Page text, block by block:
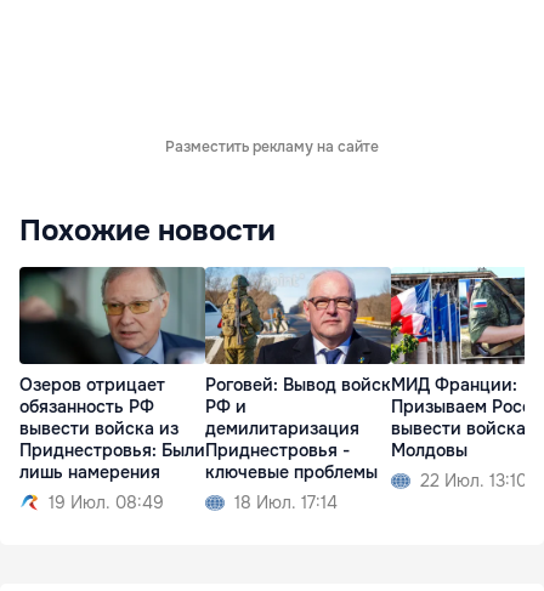
Разместить рекламу на сайте
Похожие новости
Озеров отрицает
обязанность РФ
вывести войска из
Приднестровья: Были
лишь намерения
19 Июл. 08:49
Роговей: Вывод войск
РФ и
демилитаризация
Приднестровья -
ключевые проблемы
18 Июл. 17:14
МИД Франции:
Призываем
вывести войска
Молдовы
22 Июл. 13:10